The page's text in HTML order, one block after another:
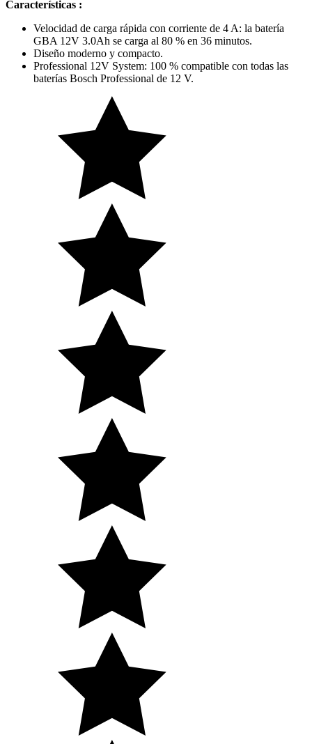
Características :
Velocidad de carga rápida con corriente de 4 A: la batería
GBA 12V 3.0Ah se carga al 80 % en 36 minutos.
Diseño moderno y compacto.
Professional 12V System: 100 % compatible con todas las
baterías Bosch Professional de 12 V.